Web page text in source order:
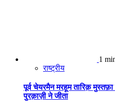
1
राष्ट्रीय
पूर्व चेयरमैन मरहूम तारिक़
पुरक़ाज़ी ने जीता